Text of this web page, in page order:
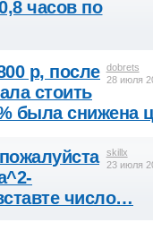
часов по
dobrets
28 июля
р, после
стоить
была снижена
skillx
23 июля
число…